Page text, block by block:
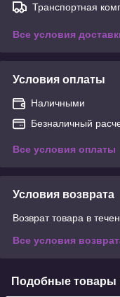
Транспортная
Все условия
Условия оплаты
Наличными
Безналичный
Все условия оплаты
Условия возврата
Возврат товара в
Все условия
Подобные товары